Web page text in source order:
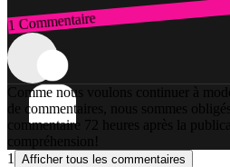
1 Commentaire
Connexion
Comme nous voulons continuer à
de commentaires, nous sommes
commentaire 72 heures après la
compréhension!
1
Afficher tous les commentaires